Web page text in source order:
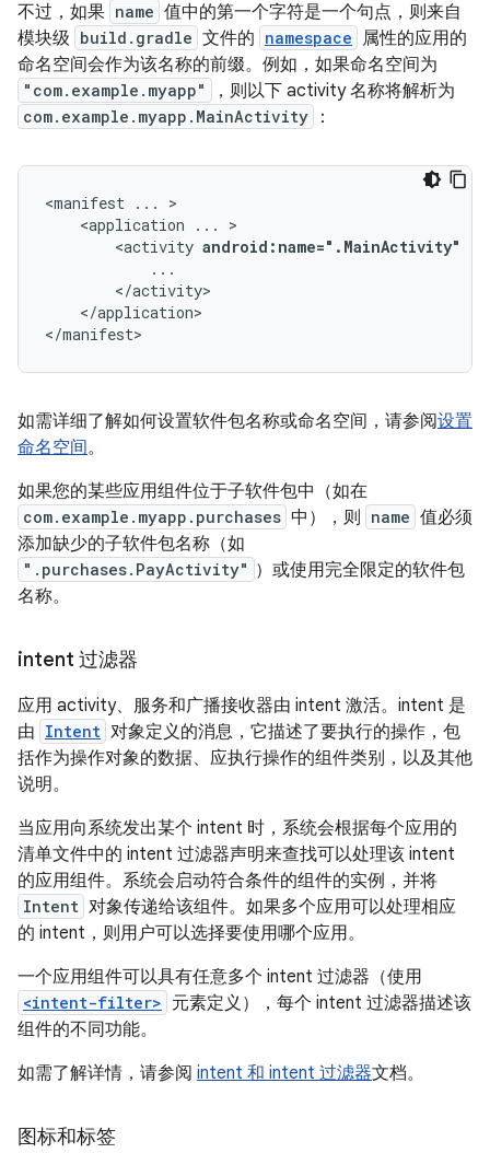
不过，如果 name 值中的第一个字符是一个句点，则来自
模块级 build.gradle 文件的 namespace 属性的应用的
命名空间会作为该名称的前缀。例如，如果命名空间为
"com.example.myapp" ，则以下 activity 名称将解析为
com.example.myapp.MainActivity ：
<manifest ...
<application
...
<activity android:name=".MainActivity"
</application>
</manifest>
如需详细了解如何设置软件包名称或命名空间，请参阅设置
命名空间。
如果您的某些应用组件位于子软件包中（如在
com.example.myapp.purchases 中），则 name 值必须
添加缺少的子软件包名称（如
".purchases.PayActivity" ）或使用完全限定的软件包
名称。
intent 过滤器
应用 activity、服务和广播接收器由 intent 激活。 intent 是
由 Intent 对象定义的消息，它描述了要执行的操作，包
括作为操作对象的数据、应执行操作的组件类别，以及其他
说明。
当应用向系统发出某个 intent 时，系统会根据每个应用的
清单文件中的 intent 过滤器声明来查找可以处理该 intent
的应用组件。 系统会启动符合条件的组件的实例，并将
Intent 对象传递给该组件。如果多个应用可以处理相应
的 intent，则用户可以选择要使用哪个应用。
一个应用组件可以具有任意多个 intent 过滤器（使用
<intent-filter> 元素定义），每个 intent 过滤器描述该
组件的不同功能。
如需了解详情，请参阅 intent 和 intent 过滤器文档。
图标和标签